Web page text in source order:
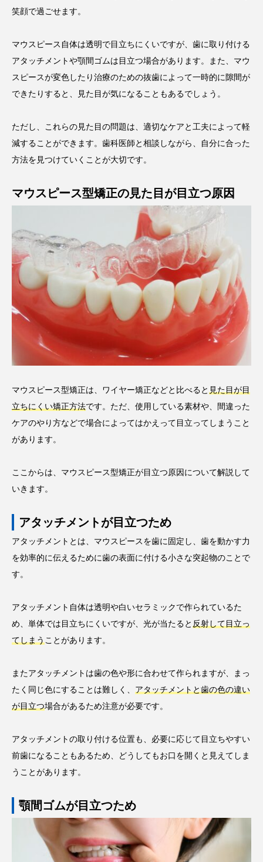
笑顔で過ごせます。
マウスピース自体は透明で目立ちにくいですが、歯に取り付ける
アタッチメントや顎間ゴムは目立つ場合があります。また、マウ
スピースが変色したり治療のための抜歯によって一時的に隙間が
できたりすると、見た目が気になることもあるでしょう。
ただし、これらの見た目の問題は、適切なケアと工夫によって軽
減することができます。歯科医師と相談しながら、自分に合った
方法を見つけていくことが大切です。
マウスピース型矯正の見た目が目立つ原因
マウスピース型矯正は、ワイヤー矯正などと比べると 見た目が目
立ちにくい矯正方法です。ただ、使用している素材や、間違った
ケアのやり方などで場合によってはかえって目立ってしまうこと
があります。
ここからは、マウスピース型矯正が目立つ原因について解説して
いきます。
アタッチメントが目立つため
アタッチメントとは、マウスピースを歯に固定し、歯を動かす力
を効率的に伝えるために歯の表面に付ける小さな突起物のことで
す。
アタッチメント自体は透明や白いセラミックで作られているた
め、単体では目立ちにくいですが、光が当たると 反射して目立っ
てしまう ことがあります。
またアタッチメントは歯の色や形に合わせて作られますが、まっ
たく同じ色にすることは難しく、 アタッチメントと歯の色の違い
が目立つ場合があるため注意が必要です。
アタッチメントの取り付ける位置も、必要に応じて目立ちやすい
前歯になることもあるため、どうしてもお口を開くと見えてしま
うことがあります。
顎間ゴムが目立つため